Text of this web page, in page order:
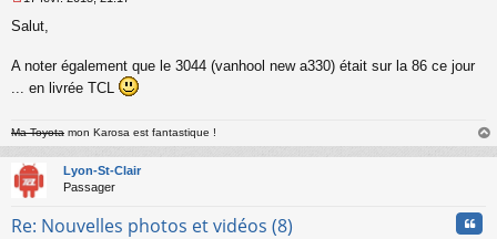
l
u
e
g
n
l
u
Salut,
A noter également que le 3044 (vanhool new a330) était sur la 86 ce jour
... en livrée TCL
Ma Toyota mon Karosa est fantastique !
au
Lyon-St-Clair
Passager
Re: Nouvelles photos et vidéos (8)